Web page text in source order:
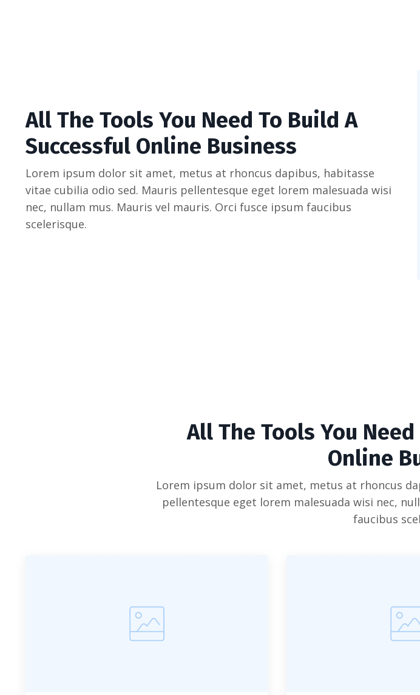
All The Tools You Need To Build A
Successful Online Business
Lorem ipsum dolor sit amet, metus at rhoncus dapibus, habitasse
vitae cubilia odio sed. Mauris pellentesque eget lorem malesuada wisi
nec, nullam mus. Mauris vel mauris. Orci fusce ipsum faucibus
scelerisque.
All The Tools You
Online
Lorem ipsum dolor sit amet, metus at rhoncus
pellentesque eget lorem malesuada wisi nec,
faucibus